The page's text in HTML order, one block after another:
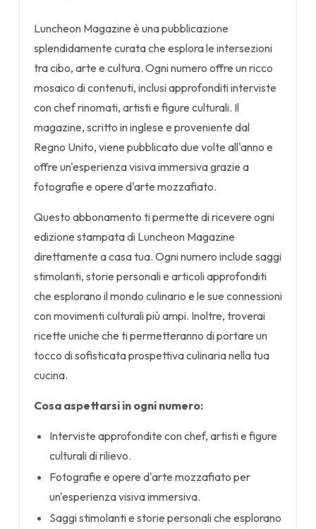
Luncheon Magazine è una pubblicazione
splendidamente curata che esplora le intersezioni
tra cibo, arte e cultura. Ogni numero offre un ricco
mosaico di contenuti, inclusi approfonditi interviste
con chef rinomati, artisti e figure culturali. Il
magazine, scritto in inglese e proveniente dal
Regno Unito, viene pubblicato due volte all'anno e
offre un'esperienza visiva immersiva grazie a
fotografie e opere d'arte mozzafiato.
Questo abbonamento ti permette di ricevere ogni
edizione stampata di Luncheon Magazine
direttamente a casa tua. Ogni numero include saggi
stimolanti, storie personali e articoli approfonditi
che esplorano il mondo culinario e le sue connessioni
con movimenti culturali più ampi. Inoltre, troverai
ricette uniche che ti permetteranno di portare un
tocco di sofisticata prospettiva culinaria nella tua
cucina.
Cosa aspettarsi in ogni numero:
Interviste approfondite con chef, artisti e figure
culturali di rilievo.
Fotografie e opere d'arte mozzafiato per
un'esperienza visiva immersiva.
Saggi stimolanti e storie personali che esplorano